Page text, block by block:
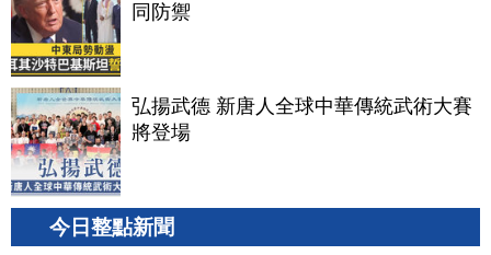
同防禦
弘揚武德 新唐人全球中華傳統武術大賽
將登場
今日整點新聞